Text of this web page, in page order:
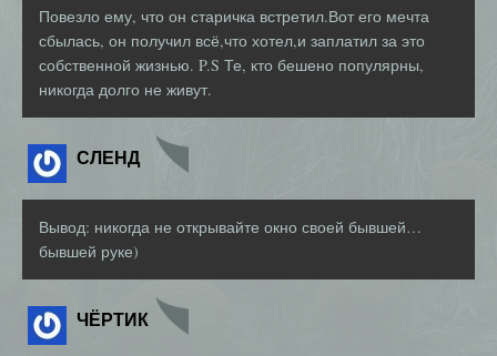
Повезло ему, что он старичка встретил.Вот его мечта
сбылась, он получил всё,что хотел,и заплатил за это
собственной жизнью. P.S Те, кто бешено популярны,
никогда долго не живут.
СЛЕНД
Вывод: никогда не открывайте окно своей бывшей…
бывшей руке)
ЧЁРТИК